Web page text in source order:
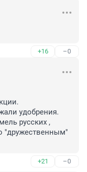
+16 –0
удобрения.
русских ,
"дружественным"
+21 –0